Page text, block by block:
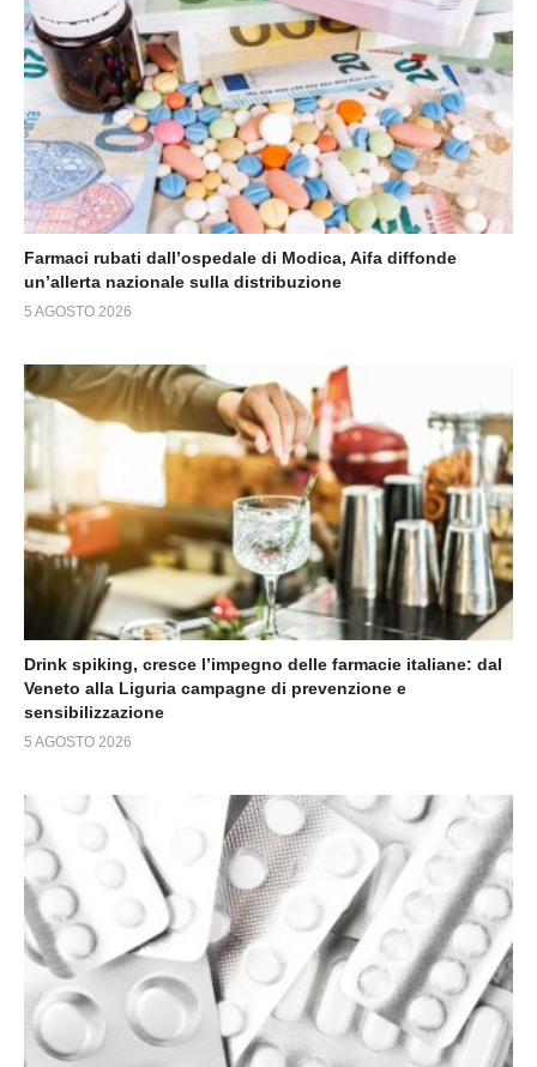
Farmaci rubati dall’ospedale di Modica, Aifa diffonde
un’allerta nazionale sulla distribuzione
5 AGOSTO 2026
Drink spiking, cresce l’impegno delle farmacie italiane: dal
Veneto alla Liguria campagne di prevenzione e
sensibilizzazione
5 AGOSTO 2026